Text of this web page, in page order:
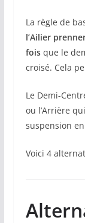
La règle de
l’Ailier
foisque le
croisé. Cela
Le Demi-
ou l’Arrière
suspension
Voici 4